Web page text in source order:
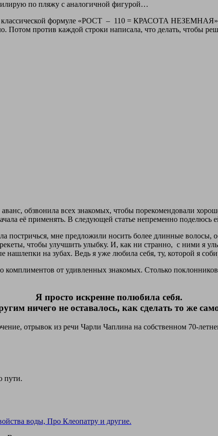
по пляжу с аналогичной фигурой…
формуле «РОСТ – 110 = КРАСОТА НЕЗЕМНАЯ».
Потом против каждой строки написала, что делать, чтобы
обзвонила всех знакомых, чтобы порекомендовали
её применять. В следующей статье непременно поделюсь
мне предложили носить более длинные волосы,
чтобы улучшить улыбку. И, как ни странно, с ними я
нашлепки на зубах. Ведь я уже любила себя, ту, которой я
комплиментов от удивленных знакомых. Столько
Я просто искренне полюбила себя.
ничего не оставалось, как сделать то же
отрывок из речи Чарли Чаплина на собственном 70-
пути.
воды, Про Клеопатру и другие.